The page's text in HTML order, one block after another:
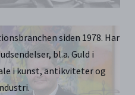
siden 1978. Har
bl.a. Guld i
i kunst, antikviteter og